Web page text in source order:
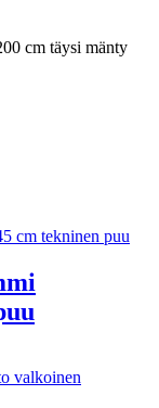
cm täysi mänty